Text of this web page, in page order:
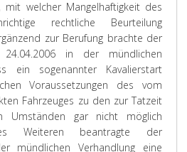
mit welcher Mangelhaftigkeit des
rechtliche Beurteilung
zur Berufung brachte der
24.04.2006 in der mündlichen
ein sogenannter Kavalierstart
Voraussetzungen des vom
Fahrzeuges zu den zur Tatzeit
Umständen gar nicht möglich
Weiteren beantragte der
mündlichen Verhandlung eine